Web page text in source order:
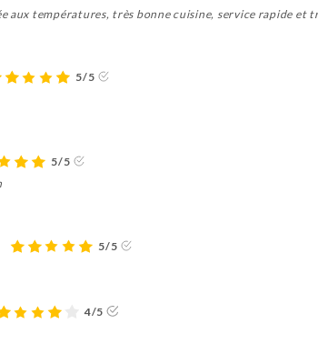
aux températures, très bonne cuisine, service rapide et
5/5
5/5
5/5
4/5